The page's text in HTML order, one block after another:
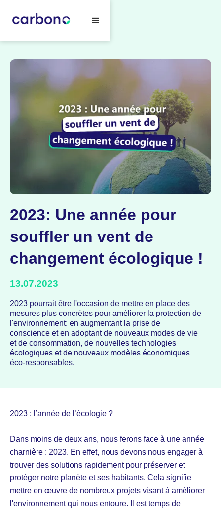
2023: Une année pour
souffler un vent de
changement écologique !
13.07.2023
2023 pourrait être l'occasion de mettre en place des
mesures plus concrètes pour améliorer la protection de
l'environnement: en augmentant la prise de
conscience et en adoptant de nouveaux modes de vie
et de consommation, de nouvelles technologies
écologiques et de nouveaux modèles économiques
éco-responsables.
2023 : l’année de l’écologie ?
Dans moins de deux ans, nous ferons face à une année
charnière : 2023. En effet, nous devons nous engager à
trouver des solutions rapidement pour préserver et
protéger notre planète et ses habitants. Cela signifie
mettre en œuvre de nombreux projets visant à améliorer
l'environnement qui nous entoure. Il est temps de